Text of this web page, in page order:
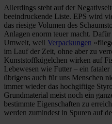
Allerdings steht auf der
beeindruckende Liste. EPS wird
das riesige Volumen des
Anlagen enorm teuer macht.
Umwelt, weil Verpackungen
im Lauf der Zeit, ohne aber zu
Kunststoffkügelchen wirken auf
Lebewesen wie Futter – ein
übrigens auch für uns Menschen
immer wieder das hochgiftige
Grundmaterial meist noch ein
bestimmte Eigenschaften zu
werden zumindest in Spuren auf